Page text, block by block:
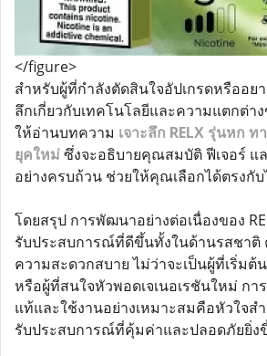
</figure>
สำหรับผู้ที่กำลังตัดสินใจอัปเกรดหรืออยา
ลึกเกี่ยวกับเทคโนโลยีและความแตกต่า
ให้อ่านบทความ เจาะลึก RELX รุ่นหก ท
ยุคใหม่ซึ่งจะอธิบายคุณสมบัติ ฟีเจอร์ แ
อย่างครบถ้วน ช่วยให้คุณเลือกได้ตรงกั
โดยสรุป การพัฒนาอย่างต่อเนื่องของ
รับประสบการณ์ที่ดีขึ้นทั้งในด้านรสชาติ
ความสะดวกสบาย ไม่ว่าจะเป็นผู้ที่เริ่มต้
หรือผู้ที่สนใจหัวพอดเจเนอเรชันใหม่ ก
แท้และใช้งานอย่างเหมาะสมคือหัวใจ
รับประสบการณ์ที่คุ้มค่าและปลอดภัยยิ่ง